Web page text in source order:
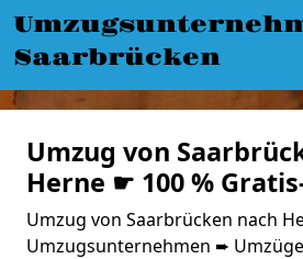
Saarbrücken
Umzug von
Herne ☛ 100 %
Umzug von Saarbrücken nach
Umzugsunternehmen ➨